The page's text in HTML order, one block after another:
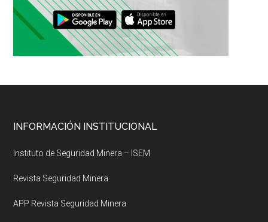
Footer
INFORMACIÓN INSTITUCIONAL
Instituto de Seguridad Minera – ISEM
Revista Seguridad Minera
APP Revista Seguridad Minera